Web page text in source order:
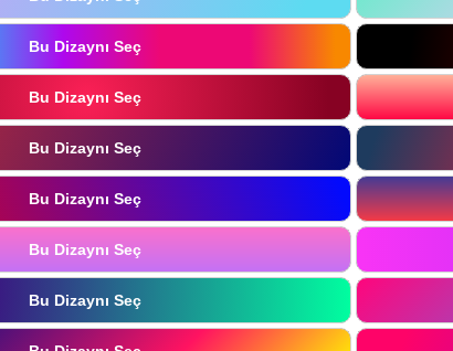
Bu Dizaynı Seç
Bu Dizaynı Seç
Bu Dizaynı Seç
Bu Dizaynı Seç
Bu Dizaynı Seç
Bu Dizaynı Seç